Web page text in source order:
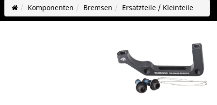
Komponenten Bremsen Ersatzteile / Kleinteile